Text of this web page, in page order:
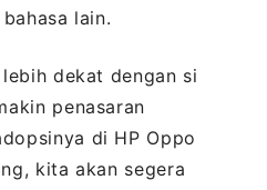
lain.
dekat dengan si
penasaran
di HP Oppo
kita akan segera